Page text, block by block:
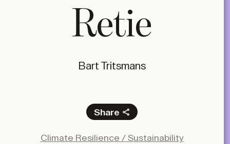
Retie
Bart Tritsmans
Share
Climate Resilience / Sustainability